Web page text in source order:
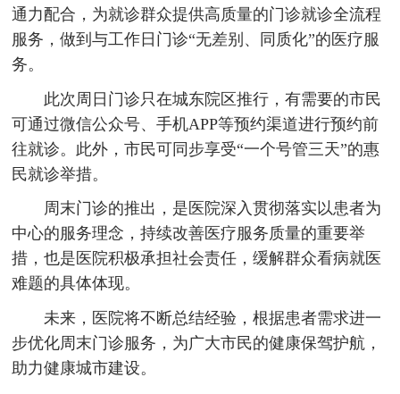
通力配合，为就诊群众提供高质量的门诊就诊全流程
服务，做到与工作日门诊“无差别、同质化”的医疗服
务。
此次周日门诊只在城东院区推行，有需要的市民
可通过微信公众号、手机APP等预约渠道进行预约前
往就诊。此外，市民可同步享受“一个号管三天”的惠
民就诊举措。
周末门诊的推出，是医院深入贯彻落实以患者为
中心的服务理念，持续改善医疗服务质量的重要举
措，也是医院积极承担社会责任，缓解群众看病就医
难题的具体体现。
未来，医院将不断总结经验，根据患者需求进一
步优化周末门诊服务，为广大市民的健康保驾护航，
助力健康城市建设。